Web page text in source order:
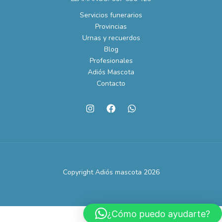
Servicios funerarios
Provincias
Urnas y recuerdos
Blog
Profesionales
Adiós Mascota
Contacto
Copyright Adiós mascota 2026
¿Cómo puedo ayudarte?